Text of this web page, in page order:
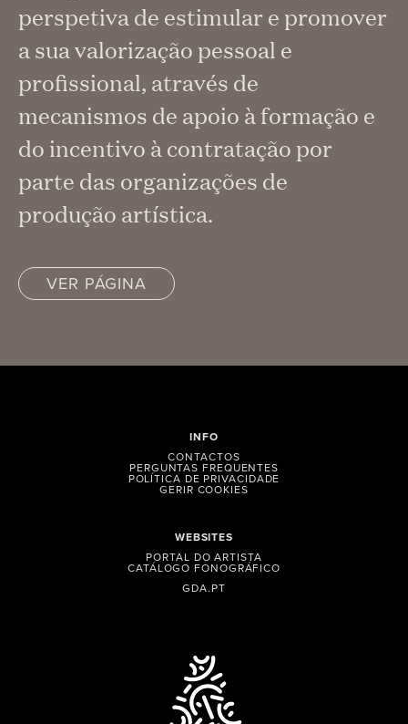
perspetiva de estimular e promover
a sua valorização pessoal e
profissional, através de
mecanismos de apoio à formação e
do incentivo à contratação por
parte das organizações de
produção artística.
VER PÁGINA
WEBSITES
PORTAL DO ARTISTA
CATÁLOGO FONOGRÁFICO
GDA.PT
INFO
CONTACTOS
PERGUNTAS FREQUENTES
POLÍTICA DE PRIVACIDADE
GERIR COOKIES